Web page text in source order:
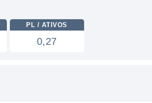
PL / ATIVOS
0,27